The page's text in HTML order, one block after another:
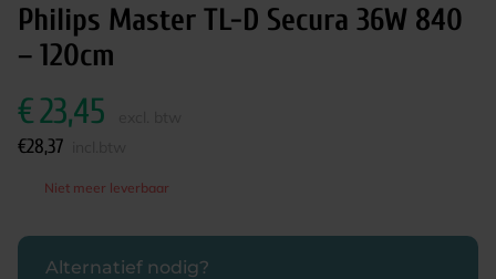
Philips Master TL-D Secura 36W 840
– 120cm
€23,45
€28,37
Niet meer leverbaar
Alternatief nodig?